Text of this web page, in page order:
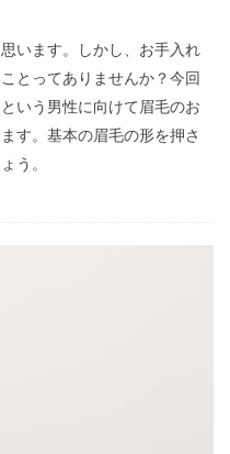
います。しかし、お手入れ
とってありませんか？今回
いう男性に向けて眉毛のお
す。基本の眉毛の形を押さ
う。